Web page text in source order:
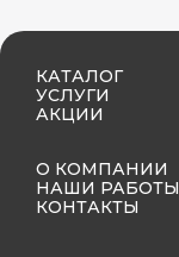
КАТАЛОГ
УСЛУГИ
АКЦИИ
О КОМПАНИИ
НАШИ РАБОТЫ
КОНТАКТЫ